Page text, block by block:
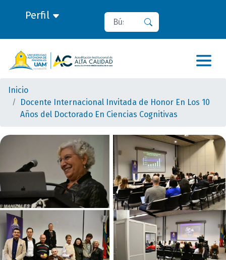
Perfil Buscar
Inicio
Docente Internacional Invitada de Honor En Los 10
Años del Doctorado En Ciencias Cognitivas